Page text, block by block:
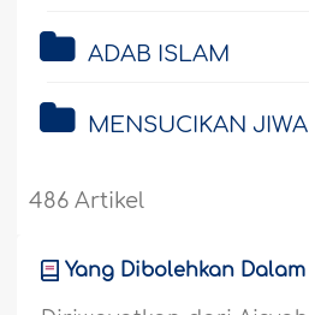
ADAB ISLAM
MENSUCIKAN JIWA
486 Artikel
Yang Dibolehkan